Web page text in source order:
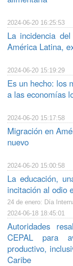
2024-06-20 16:25:53
La incidencia
América Latina,
2024-06-20 15:19:29
Es un hecho: los
a las economías
2024-06-20 15:17:58
Migración en
nuevo
2024-06-20 15:00:58
La educación,
incitación al odio
24 de enero: Día
2024-06-18 18:45:01
Autoridades
CEPAL para
productivo,
Caribe